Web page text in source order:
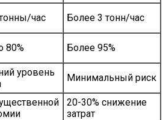
час Более 3 тонн/час
80% Более 95%
уровень
Минимальный риск
20-30% снижение
затрат